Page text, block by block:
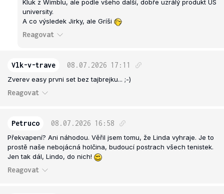
Kluk z Wimblu, ale podle všeho další, dobře uzrálý produkt US
university.
A co výsledek Jirky, ale Gríši
Reagovat
Vlk-v-trave 08.07.2026 17:11
Zverev easy prvni set bez tajbrejku... ;-)
Reagovat
Petruco 08.07.2026 16:58
Překvapení? Ani náhodou. Věřil jsem tomu, že Linda vyhraje. Je to
prostě naše nebojácná holčina, budoucí postrach všech tenistek.
Jen tak dál, Lindo, do nich!
Reagovat